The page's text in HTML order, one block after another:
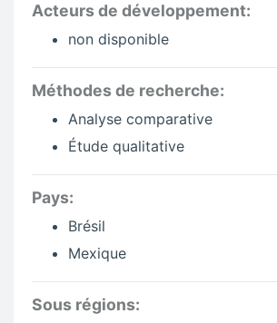
Acteurs de développement:
non disponible
Méthodes de recherche:
Analyse comparative
Étude qualitative
Pays:
Brésil
Mexique
Sous régions: